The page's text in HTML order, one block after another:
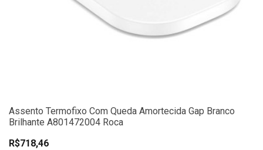
Assento Termofixo Com Queda Amortecida Gap Branco
Brilhante A801472004 Roca
R$718,46